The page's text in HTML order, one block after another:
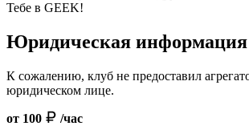
Тебе в GEEK!
Юридическая информация
К сожалению, клуб не предоставил
юридическом лице.
от 100 /час